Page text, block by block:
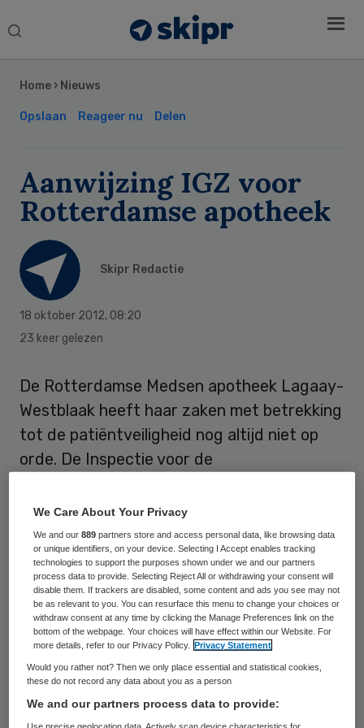
Search
Home › Nieuws
Opslaan Reageer nu Delen
Aanwijzing IGZ voor
Rotterdamse apotheek
Skipr Redactie
18 oktober 2012, 08:20
23 keer gelezen
De Rotterdamse Medsen apotheek Lagaay-
Westblaak heeft haar zaken met betrekking
tot de patiëntveiligheid nog altijd niet op
orde. De Inspectie voor de
advies gegeven aan Minister Schippers van
VWS om de apotheek een aanwijzing te
geven.
De apotheek kwam op 11 september 2012
onder verscherpt toezichtvan de IGZ te
staan omdat de inspectie gebreken
constateerde bij onder meer de
medicatiebewaking, receptverwerking,
medicatieoverdracht en opslag. De
Sidebar
We Care About Your Privacy
We and our889 partners store and access personal data, like browsing data
or unique identifiers, on your device. Selecting I Accept enables tracking
technologies to support the purposes shown under we and our partners
process data to provide. Selecting Reject All or withdrawing your consent will
disable them. If trackers are disabled, some content and ads you see may not
be as relevant to you. You can resurface this menu to change your choices or
withdraw consent at any time by clicking the Manage Preferences link on the
bottom of the webpage. Your choices will have effect within our Website. For
more details, refer to our Privacy Policy.
Privacy Statement
Would you rather not? Then we only place essential and statistical cookies,
these do not record any data about you as a person
We and our partners process data to provide:
Use precise geolocation data. Actively scan device characteristics for